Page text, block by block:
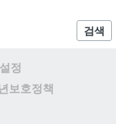
검색
설정
보호정책